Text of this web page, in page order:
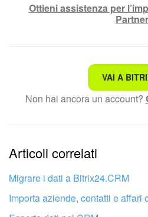
Ottieni assistenza per
Partner
Non è quello che sto cercando.
Testo complesso e
Le informazioni sono obsolete.
Troppo breve, ho bisogno di
Non mi soddisfa come
VAI A
Non hai ancora un account?
Articoli correlati
Migrare i dati a Bitrix24.CRM
Importa aziende, contatti e affari